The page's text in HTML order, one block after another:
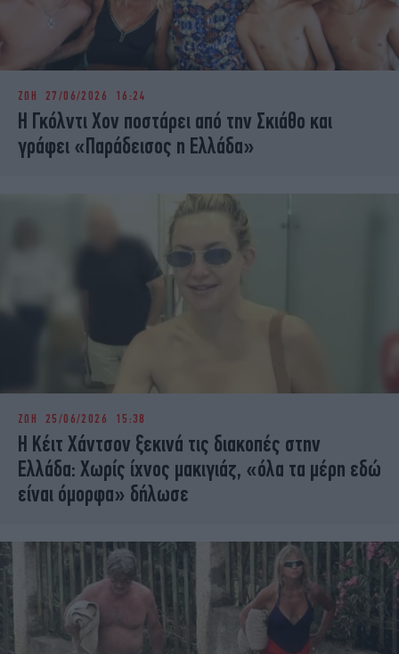
ΖΩΗ 27/06/2026 16:24
Η Γκόλντι Χον ποστάρει από την Σκιάθο και
γράφει «Παράδεισος η Ελλάδα»
ΖΩΗ 25/06/2026 15:38
Η Κέιτ Χάντσον ξεκινά τις διακοπές στην
Ελλάδα: Χωρίς ίχνος μακιγιάζ, «όλα τα μέρη εδώ
είναι όμορφα» δήλωσε